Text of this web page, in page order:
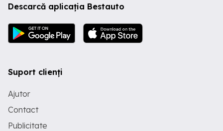
iarna vara
Descarcă aplicația Bestauto
Suport clienți
Ajutor
Contact
Publicitate